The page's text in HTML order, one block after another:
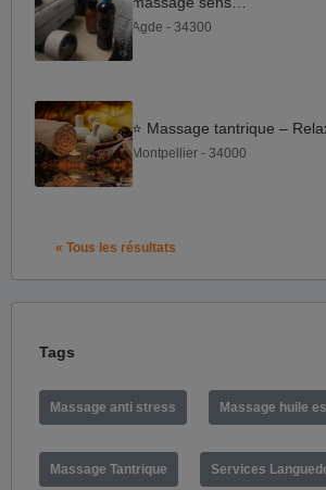
Agde - 34300
Montpellier - 34000
« Tous les résultats
Tags
Massage anti stress Massage huile
Massage Tantrique Services